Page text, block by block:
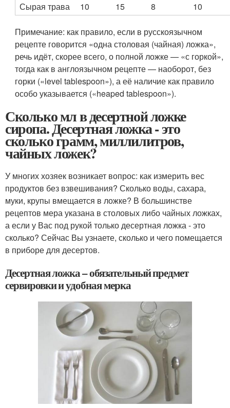
Сырая трава
10 15 8 10
Примечание: как правило, если в русскоязычном
рецепте говорится «одна столовая (чайная) ложка»,
речь идёт, скорее всего, о полной ложке — «с горкой»,
тогда как в англоязычном рецепте — наоборот, без
горки («level tablespoon»), а её наличие как правило
особо указывается («heaped tablespoon»).
Сколько мл в десертной ложке
сиропа. Десертная ложка - это
сколько грамм, миллилитров,
чайных ложек?
У многих хозяек возникает вопрос: как измерить вес
продуктов без взвешивания? Сколько воды, сахара,
муки, крупы вмещается в ложке? В большинстве
рецептов мера указана в столовых либо чайных ложках,
а если у Вас под рукой только десертная ложка - это
сколько? Сейчас Вы узнаете, сколько и чего помещается
в приборе для десертов.
Десертная ложка – обязательный предмет
сервировки и удобная мерка